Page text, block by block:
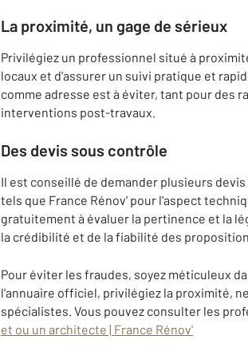
La proximité, un gage de sérieux
Privilégiez un professionnel situé à
locaux et d'assurer un suivi pratique et
comme adresse est à éviter, tant pour des
interventions post-travaux.
Des devis sous contrôle
Il est conseillé de demander plusieurs
tels que France Rénov' pour l'aspect
gratuitement à évaluer la pertinence et la
la crédibilité et de la fiabilité des
Pour éviter les fraudes, soyez méticuleux
l'annuaire officiel, privilégiez la proximité,
spécialistes. Vous pouvez consulter les
et ou un architecte | France Rénov'